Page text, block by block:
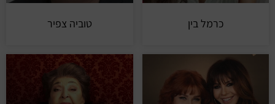
כרמל בין טוביה צפיר